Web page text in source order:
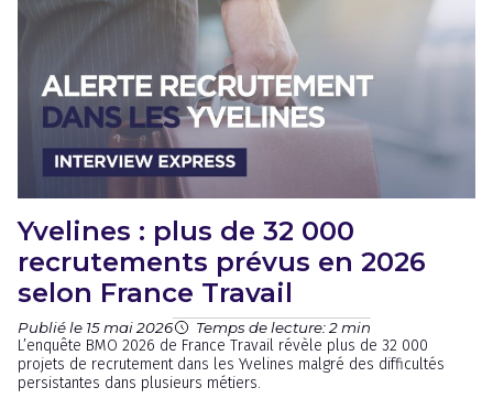
Yvelines : plus de 32 000
recrutements prévus en 2026
selon France Travail
Publié le 15 mai 2026 Temps de lecture: 2 min
L’enquête BMO 2026 de France Travail révèle plus de 32 000
projets de recrutement dans les Yvelines malgré des difficultés
persistantes dans plusieurs métiers.